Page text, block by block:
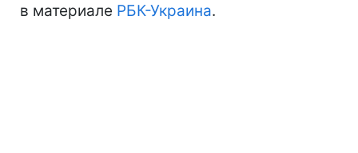
в материале РБК-Украина.